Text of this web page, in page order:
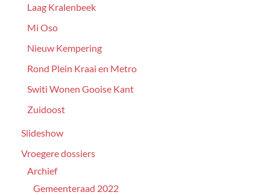
Laag Kralenbeek
Mi Oso
Nieuw Kempering
Rond Plein Kraai en Metro
Switi Wonen Gooise Kant
Zuidoost
Slideshow
Vroegere dossiers
Archief
Gemeenteraad 2022